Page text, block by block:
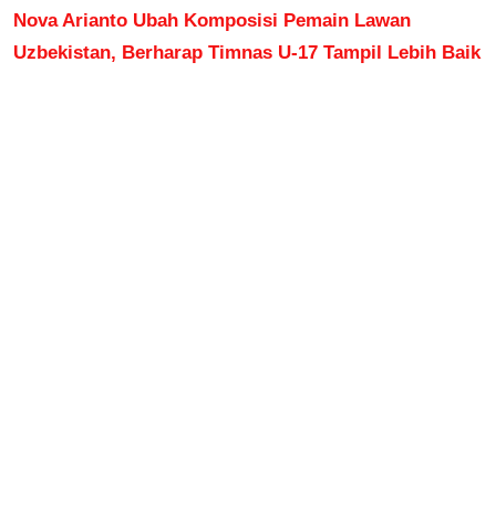
Nova Arianto Ubah Komposisi Pemain Lawan
Uzbekistan, Berharap Timnas U-17 Tampil Lebih Baik